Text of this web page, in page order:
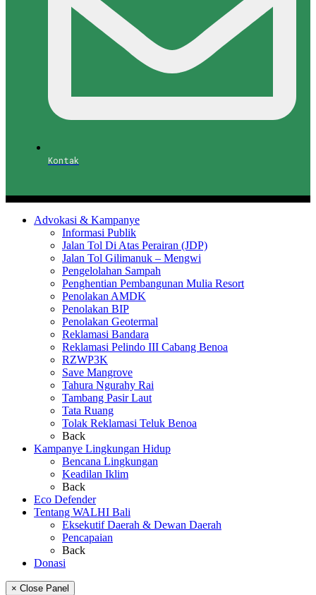
Kontak
Advokasi & Kampanye
Informasi Publik
Jalan Tol Di Atas Perairan (JDP)
Jalan Tol Gilimanuk – Mengwi
Pengelolahan Sampah
Penghentian Pembangunan Mulia Resort
Penolakan AMDK
Penolakan BIP
Penolakan Geotermal
Reklamasi Bandara
Reklamasi Pelindo III Cabang Benoa
RZWP3K
Save Mangrove
Tahura Ngurahy Rai
Tambang Pasir Laut
Tata Ruang
Tolak Reklamasi Teluk Benoa
Back
Kampanye Lingkungan Hidup
Bencana Lingkungan
Keadilan Iklim
Back
Eco Defender
Tentang WALHI Bali
Eksekutif Daerah & Dewan Daerah
Pencapaian
Back
Donasi
× Close Panel